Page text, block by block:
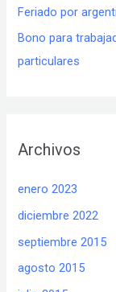
Feriado por
Bono para
particulares
Archivos
enero 2023
diciembre 2022
septiembre 2015
agosto 2015